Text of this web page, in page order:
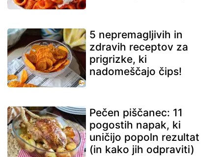
5 nepremagljivih in
zdravih receptov za
prigrizke, ki
nadomeščajo čips!
Pečen piščanec: 11
pogostih napak, ki
uničijo popoln rezultat
(in kako jih odpraviti)